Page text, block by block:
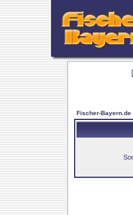
Fischer-Bayern.de